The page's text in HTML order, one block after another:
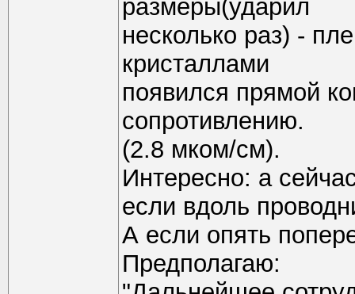
размеры(ударил
несколько раз) -
кристаллами
появился прямой
сопротивлению.
(2.8 мком/см).
Интересно: а
если вдоль
А если опять
Предполагаю: